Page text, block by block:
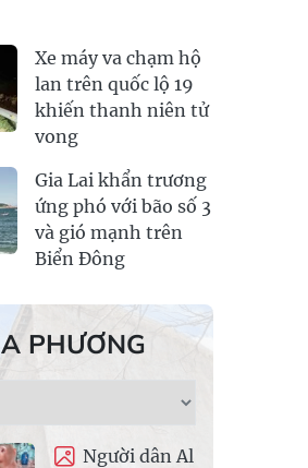
Xe máy va chạm hộ
lan trên quốc lộ 19
khiến thanh niên tử
vong
Gia Lai khẩn trương
ứng phó với bão số 3
và gió mạnh trên
Biển Đông
PHƯƠNG
Người dân Al